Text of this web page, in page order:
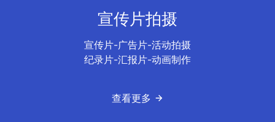
宣传片拍摄
宣传片-广告片-活动拍摄
纪录片-汇报片-动画制作
查看更多